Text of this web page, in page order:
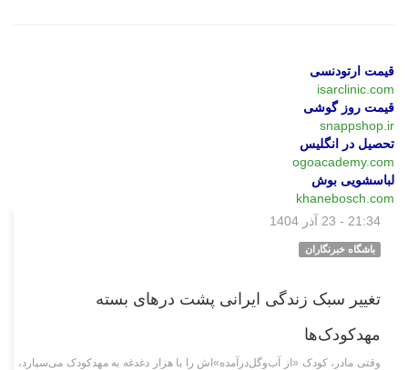
قیمت ارتودنسی
isarclinic.com
قیمت روز گوشی
snappshop.ir
تحصیل در انگلیس
ogoacademy.com
لباسشویی بوش
khanebosch.com
21:34 - 23 آذر 1404
باشگاه خبرنگاران
تغییر سبک زندگی ایرانی پشت درهای بسته
مهدکودک‌ها
وقتی مادر، کودک «از آب‌و‌گل‌درآمده»‌اش را با هزار دغدغه به مهدکودک می‌سپارد،